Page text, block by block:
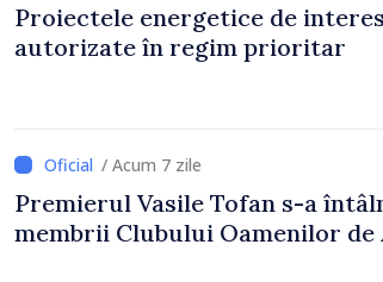
Proiectele energetice de
autorizate în regim prioritar
/ Acum 7 zile
Premierul Vasile Tofan s-a
membrii Clubului Oamenilor de